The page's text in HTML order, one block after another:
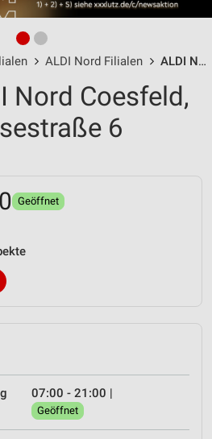
ALDI Nord Filialen ALDI Nord Coesfeld / Hansestraße 6 - Öffnungszeiten & Adresse
Nord Coesfeld,
6
Geöffnet
07:00 - 21:00 |
Geöffnet